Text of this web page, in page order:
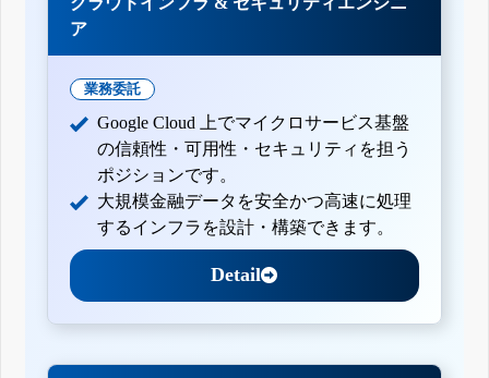
ア
業務委託
Google Cloud 上でマイクロサービス基盤
の信頼性・可用性・セキュリティを担う
ポジションです。
大規模金融データを安全かつ高速に処理
するインフラを設計・構築できます。
Detail